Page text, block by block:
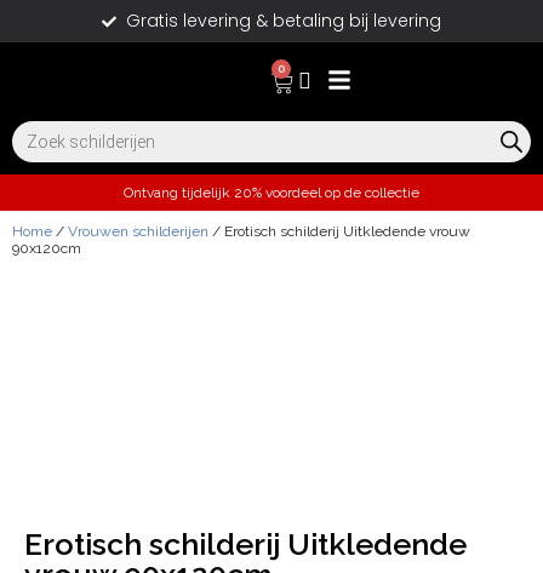
Gratis levering & betaling bij levering
0
Ontvang tijdelijk 20% voordeel op de collectie
Home / Vrouwen schilderijen / Erotisch schilderij Uitkledende vrouw
90x120cm
Erotisch schilderij Uitkledende